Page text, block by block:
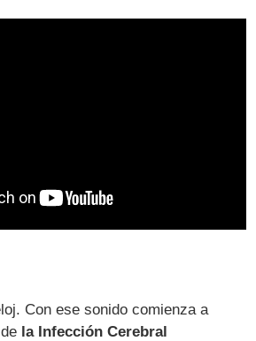
Con ese sonido comienza a
la Infección Cerebral